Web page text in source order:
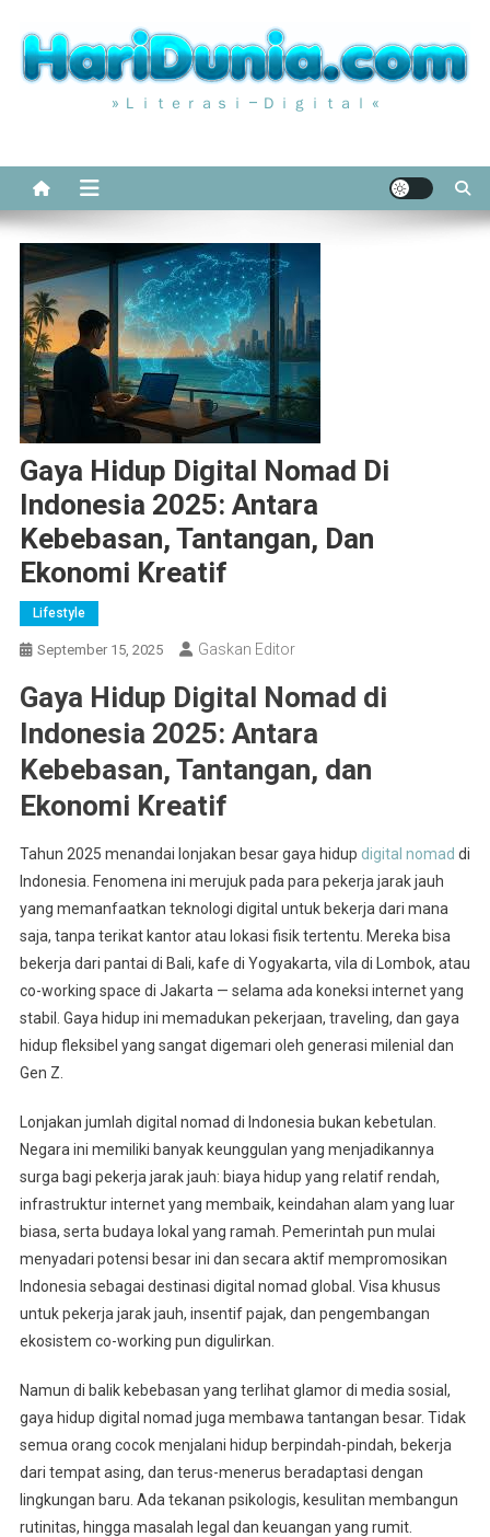
content
» Ｌｉｔｅｒａｓｉ – Ｄｉｇｉｔａｌ «
Gaya Hidup Digital Nomad Di
Indonesia 2025: Antara
Kebebasan, Tantangan, Dan
Ekonomi Kreatif
Lifestyle
September 15, 2025 Gaskan Editor
Gaya Hidup Digital Nomad di
Indonesia 2025: Antara
Kebebasan, Tantangan, dan
Ekonomi Kreatif
Tahun 2025 menandai lonjakan besar gaya hidup digital nomad di
Indonesia. Fenomena ini merujuk pada para pekerja jarak jauh
yang memanfaatkan teknologi digital untuk bekerja dari mana
saja, tanpa terikat kantor atau lokasi fisik tertentu. Mereka bisa
bekerja dari pantai di Bali, kafe di Yogyakarta, vila di Lombok, atau
co-working space di Jakarta — selama ada koneksi internet yang
stabil. Gaya hidup ini memadukan pekerjaan, traveling, dan gaya
hidup fleksibel yang sangat digemari oleh generasi milenial dan
Gen Z.
Lonjakan jumlah digital nomad di Indonesia bukan kebetulan.
Negara ini memiliki banyak keunggulan yang menjadikannya
surga bagi pekerja jarak jauh: biaya hidup yang relatif rendah,
infrastruktur internet yang membaik, keindahan alam yang luar
biasa, serta budaya lokal yang ramah. Pemerintah pun mulai
menyadari potensi besar ini dan secara aktif mempromosikan
Indonesia sebagai destinasi digital nomad global. Visa khusus
untuk pekerja jarak jauh, insentif pajak, dan pengembangan
ekosistem co-working pun digulirkan.
Namun di balik kebebasan yang terlihat glamor di media sosial,
gaya hidup digital nomad juga membawa tantangan besar. Tidak
semua orang cocok menjalani hidup berpindah-pindah, bekerja
dari tempat asing, dan terus-menerus beradaptasi dengan
lingkungan baru. Ada tekanan psikologis, kesulitan membangun
rutinitas, hingga masalah legal dan keuangan yang rumit.